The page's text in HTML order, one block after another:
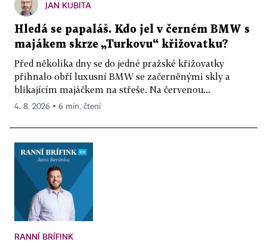
JAN KUBITA
Hledá se papaláš. Kdo jel v černém BMW s
majákem skrze „Turkovu“ křižovatku?
Před několika dny se do jedné pražské křižovatky
přihnalo obří luxusní BMW se začerněnými skly a
blikajícím majáčkem na střeše. Na červenou...
4. 8. 2026 ▪ 6 min. čtení
RANNÍ BRÍFINK